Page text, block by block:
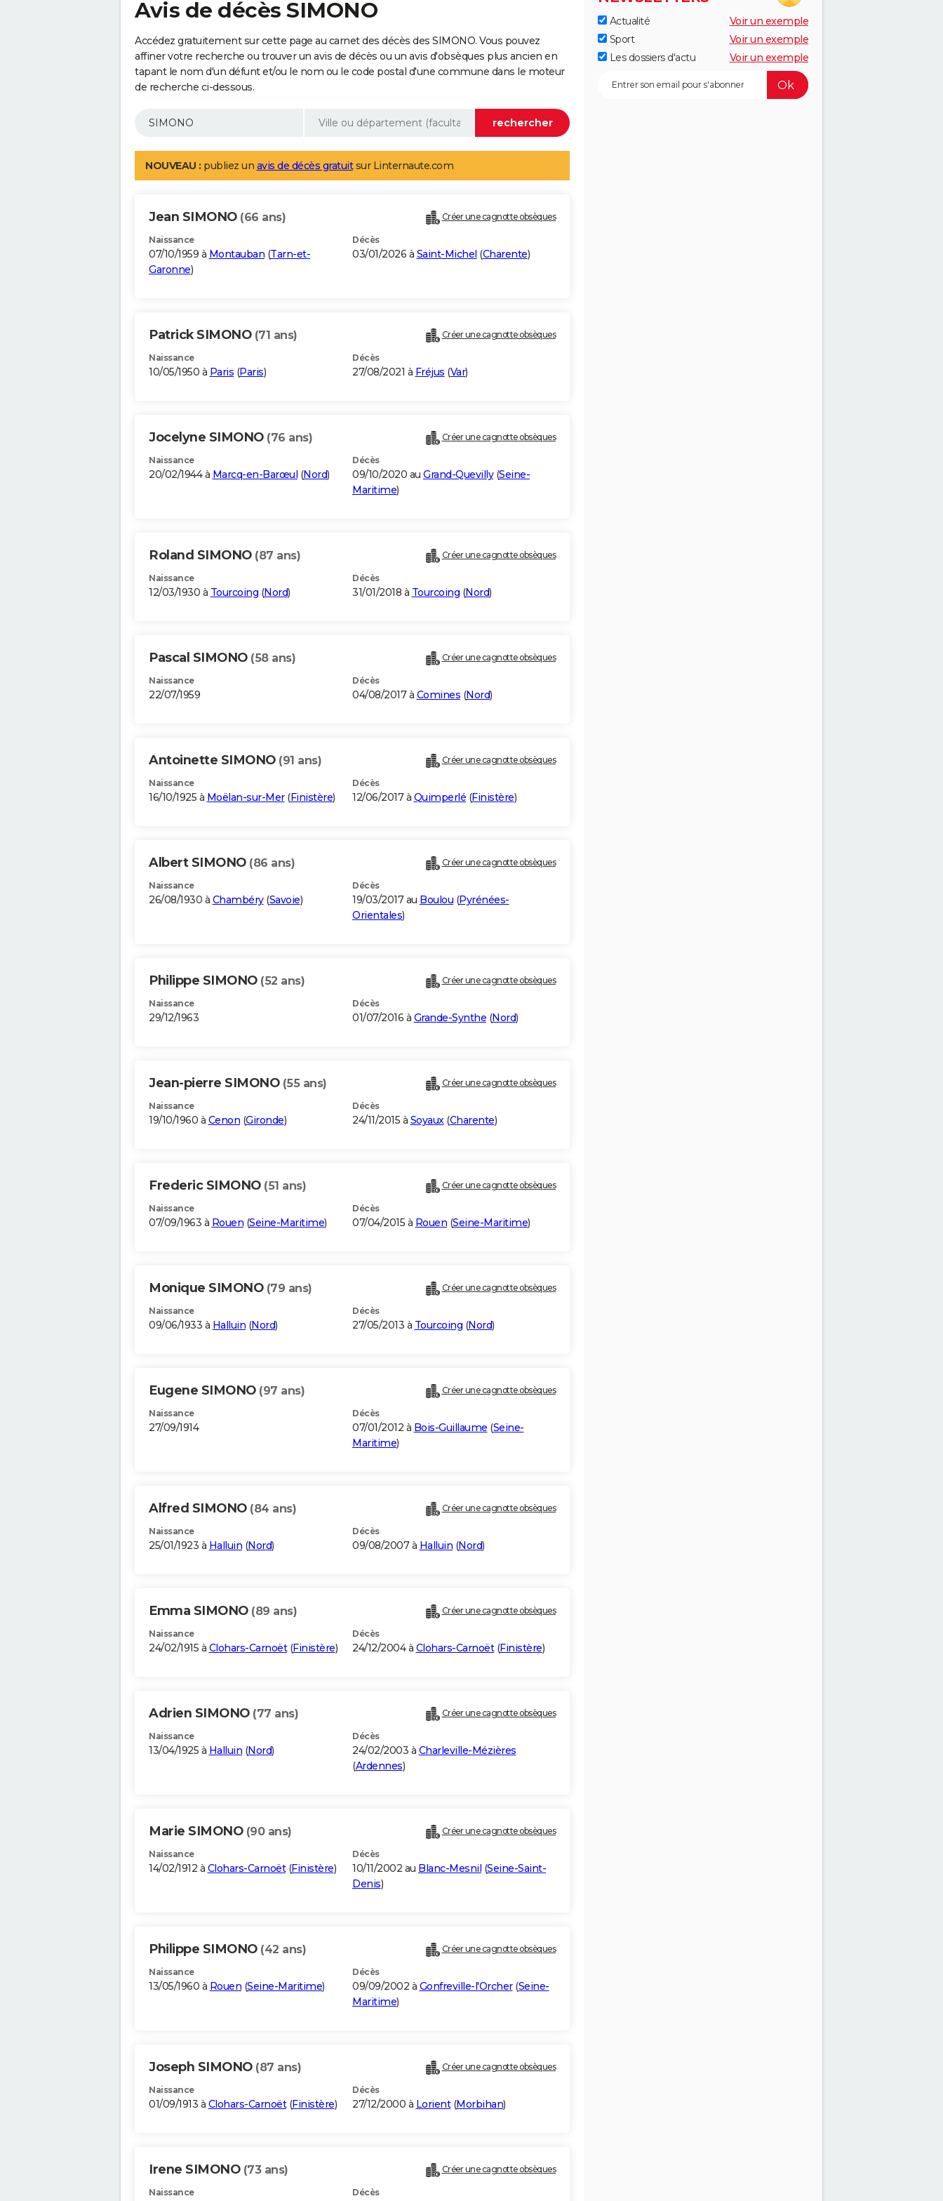
Avis de décès SIMONO
Accédez gratuitement sur cette page au carnet des décès des SIMONO. Vous pouvez
affiner votre recherche ou trouver un avis de décès ou un avis d'obsèques plus ancien en
tapant le nom d'un défunt et/ou le nom ou le code postal d'une commune dans le moteur
de recherche ci-dessous.
NOUVEAU : publiez un avis de décès gratuitsur Linternaute.com
Jean SIMONO (66 ans) Créer une cagnotte obsèques
Naissance
07/10/1959 à Montauban (Tarn-et-
Garonne)
Décès
03/01/2026 à Saint-Michel (Charente)
Patrick SIMONO (71 ans) Créer une cagnotte obsèques
Naissance
10/05/1950 à Paris (Paris)
Décès
27/08/2021 à Fréjus (Var)
Jocelyne SIMONO (76 ans) Créer une cagnotte obsèques
Naissance
20/02/1944 à Marcq-en-Barœul (Nord)
Décès
09/10/2020 au Grand-Quevilly(Seine-
Maritime)
Roland SIMONO (87 ans) Créer une cagnotte obsèques
Naissance
12/03/1930 à Tourcoing (Nord)
Décès
31/01/2018 à Tourcoing (Nord)
Pascal SIMONO (58 ans) Créer une cagnotte obsèques
Naissance
22/07/1959
Décès
04/08/2017 à Comines (Nord)
Antoinette SIMONO (91 ans) Créer une cagnotte obsèques
Naissance
16/10/1925 à Moëlan-sur-Mer(Finistère)
Décès
12/06/2017 à Quimperlé (Finistère)
Albert SIMONO (86 ans) Créer une cagnotte obsèques
Naissance
26/08/1930 à Chambéry(Savoie)
Décès
19/03/2017 au Boulou (Pyrénées-
Orientales)
Philippe SIMONO (52 ans) Créer une cagnotte obsèques
Naissance
29/12/1963
Décès
01/07/2016 à Grande-Synthe (Nord)
Jean-pierre SIMONO (55 ans) Créer une cagnotte obsèques
Naissance
19/10/1960 à Cenon (Gironde)
Décès
24/11/2015 à Soyaux(Charente)
Frederic SIMONO (51 ans) Créer une cagnotte obsèques
Naissance
07/09/1963 à Rouen (Seine-Maritime)
Décès
07/04/2015 à Rouen (Seine-Maritime)
Monique SIMONO (79 ans) Créer une cagnotte obsèques
Naissance
09/06/1933 à Halluin (Nord)
Décès
27/05/2013 à Tourcoing (Nord)
Eugene SIMONO (97 ans) Créer une cagnotte obsèques
Naissance
27/09/1914
Décès
07/01/2012 à Bois-Guillaume (Seine-
Maritime)
Alfred SIMONO (84 ans) Créer une cagnotte obsèques
Naissance
25/01/1923 à Halluin (Nord)
Décès
09/08/2007 à Halluin (Nord)
Emma SIMONO (89 ans) Créer une cagnotte obsèques
Naissance
24/02/1915 à Clohars-Carnoët(Finistère)
Décès
24/12/2004 à Clohars-Carnoët(Finistère)
Adrien SIMONO (77 ans) Créer une cagnotte obsèques
Naissance
13/04/1925 à Halluin (Nord)
Décès
24/02/2003 à Charleville-Mézières
(Ardennes)
Marie SIMONO (90 ans) Créer une cagnotte obsèques
Naissance
14/02/1912 à Clohars-Carnoët(Finistère)
Décès
10/11/2002 au Blanc-Mesnil (Seine-Saint-
Denis)
Philippe SIMONO (42 ans) Créer une cagnotte obsèques
Naissance
13/05/1960 à Rouen (Seine-Maritime)
Décès
09/09/2002 à Gonfreville-l'Orcher(Seine-
Maritime)
Joseph SIMONO (87 ans) Créer une cagnotte obsèques
Naissance
01/09/1913 à Clohars-Carnoët(Finistère)
Décès
27/12/2000 à Lorient(Morbihan)
Irene SIMONO (73 ans) Créer une cagnotte obsèques
Naissance Décès
Actualité
Voir un exemple
Sport
Voir un exemple
Les dossiers d'actu
Voir un exemple